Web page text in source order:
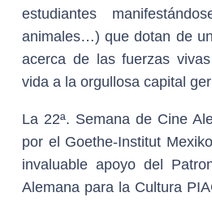
estudiantes
animales…) que dotan de
acerca de las fuerzas
vida a la orgullosa capital
La 22ª. Semana de Cine
por el Goethe-Institut
invaluable apoyo del
Alemana para la Cultura